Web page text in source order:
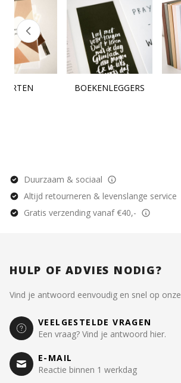
BOEKENLEGGERS
Duurzaam & sociaal
Altijd retourneren & levenslange service
Gratis verzending vanaf €40,-
HULP OF ADVIES NODIG?
Vind je antwoord eenvoudig en snel op onze
VEELGESTELDE VRAGEN
Een vraag? Vind je antwoord hier.
E-MAIL
Reactie binnen 1 werkdag